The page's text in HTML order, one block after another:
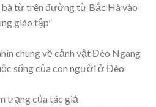
từ trên đường từ Bắc Hà vào
giáo tập”
chung về cảnh vật Đèo Ngang
sống của con người ở Đèo
trạng của tác giả